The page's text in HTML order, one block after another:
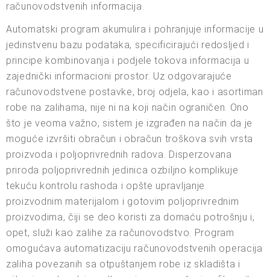
računovodstvenih informacija.
Automatski program akumulira i pohranjuje informacije u
jedinstvenu bazu podataka, specificirajući redosljed i
principe kombinovanja i podjele tokova informacija u
zajednički informacioni prostor. Uz odgovarajuće
računovodstvene postavke, broj odjela, kao i asortiman
robe na zalihama, nije ni na koji način ograničen. Ono
što je veoma važno, sistem je izgrađen na način da je
moguće izvršiti obračun i obračun troškova svih vrsta
proizvoda i poljoprivrednih radova. Disperzovana
priroda poljoprivrednih jedinica ozbiljno komplikuje
tekuću kontrolu rashoda i opšte upravljanje
proizvodnim materijalom i gotovim poljoprivrednim
proizvodima, čiji se deo koristi za domaću potrošnju i,
opet, služi kao zalihe za računovodstvo. Program
omogućava automatizaciju računovodstvenih operacija
zaliha povezanih sa otpuštanjem robe iz skladišta i